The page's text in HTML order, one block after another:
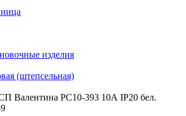
изделия
(штепсельная)
Валентина РС10-393 10А IP20 бел.